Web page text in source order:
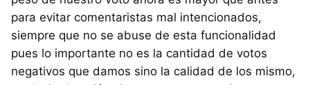
para evitar comentaristas mal intencionados,
siempre que no se abuse de esta funcionalidad
pues lo importante no es la cantidad de votos
negativos que damos sino la calidad de los mismo,